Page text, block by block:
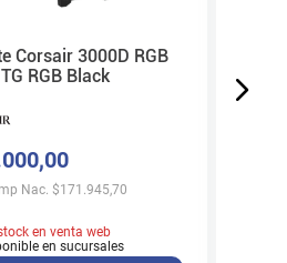
Corsair 3000D RGB
RGB Black
000,00
Nac. $171.945,70
en venta web
en sucursales